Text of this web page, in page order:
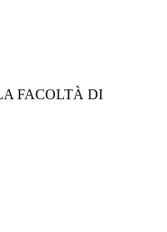
FACOLTÀ DI